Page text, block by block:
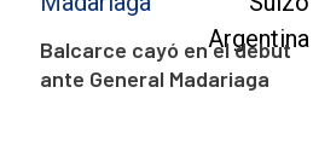
Balcarce cayó en el debut
ante General Madariaga